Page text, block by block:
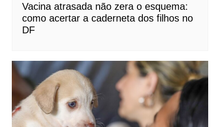
Vacina atrasada não zera o esquema:
como acertar a caderneta dos filhos no
DF